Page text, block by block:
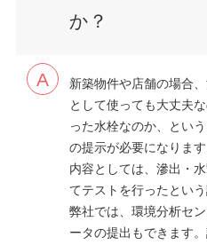
か？
新築物件や店舗の場合
として使っても大丈夫
った水栓なのか、とい
の提示が必要になります
内容としては、滲出・
てテストを行ったという
弊社では、環境分析セ
ータの提出もできます